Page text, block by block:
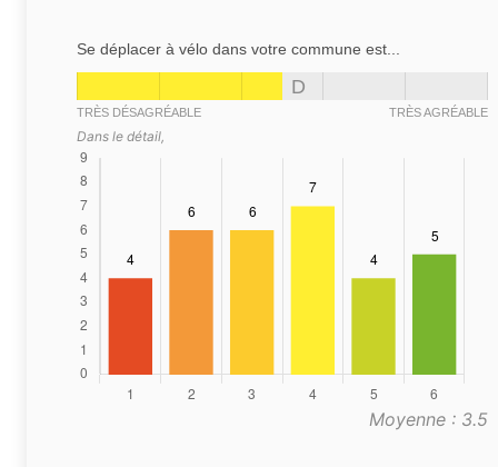
Se déplacer à vélo dans votre commune est...
D
TRÈS DÉSAGRÉABLE TRÈS AGRÉABLE
Dans le détail,
Moyenne : 3.5